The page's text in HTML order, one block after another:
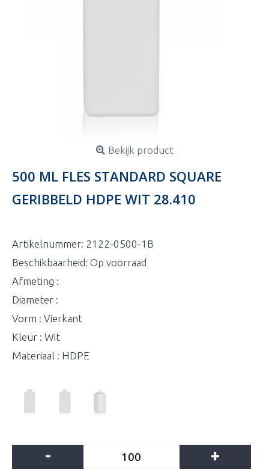
Bekijk product
500 ML FLES STANDARD SQUARE
GERIBBELD HDPE WIT 28.410
Artikelnummer: 2122-0500-1B
Beschikbaarheid: Op voorraad
Afmeting :
Diameter :
Vorm : Vierkant
Kleur : Wit
Materiaal : HDPE
- +